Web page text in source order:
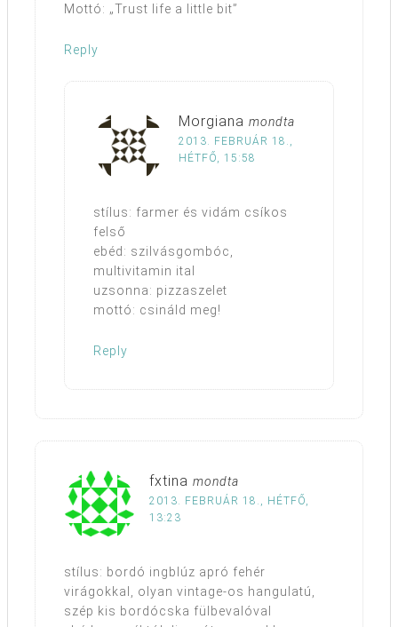
Mottó: „Trust life a little bit”
Reply
Morgiana mondta
2013. FEBRUÁR 18.,
HÉTFŐ, 15:58
stílus: farmer és vidám csíkos
felső
ebéd: szilvásgombóc,
multivitamin ital
uzsonna: pizzaszelet
mottó: csináld meg!
Reply
fxtina mondta
2013. FEBRUÁR 18., HÉTFŐ,
13:23
stílus: bordó ingblúz apró fehér
virágokkal, olyan vintage-os hangulatú,
szép kis bordócska fülbevalóval